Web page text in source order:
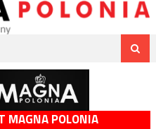
MAGNA POLONIA